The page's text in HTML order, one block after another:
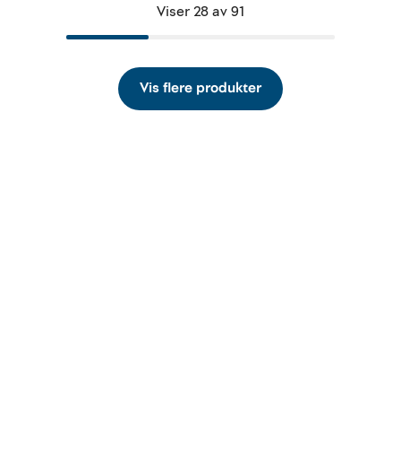
Viser 28 av 91
Vis flere produkter